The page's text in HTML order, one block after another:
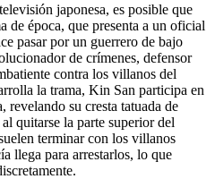
japonesa, es posible que
de época, que presenta a un oficial
pasar por un guerrero de bajo
de crímenes, defensor
contra los villanos del
la trama, Kin San participa en
revelando su cresta tatuada de
quitarse la parte superior del
terminar con los villanos
llega para arrestarlos, lo que